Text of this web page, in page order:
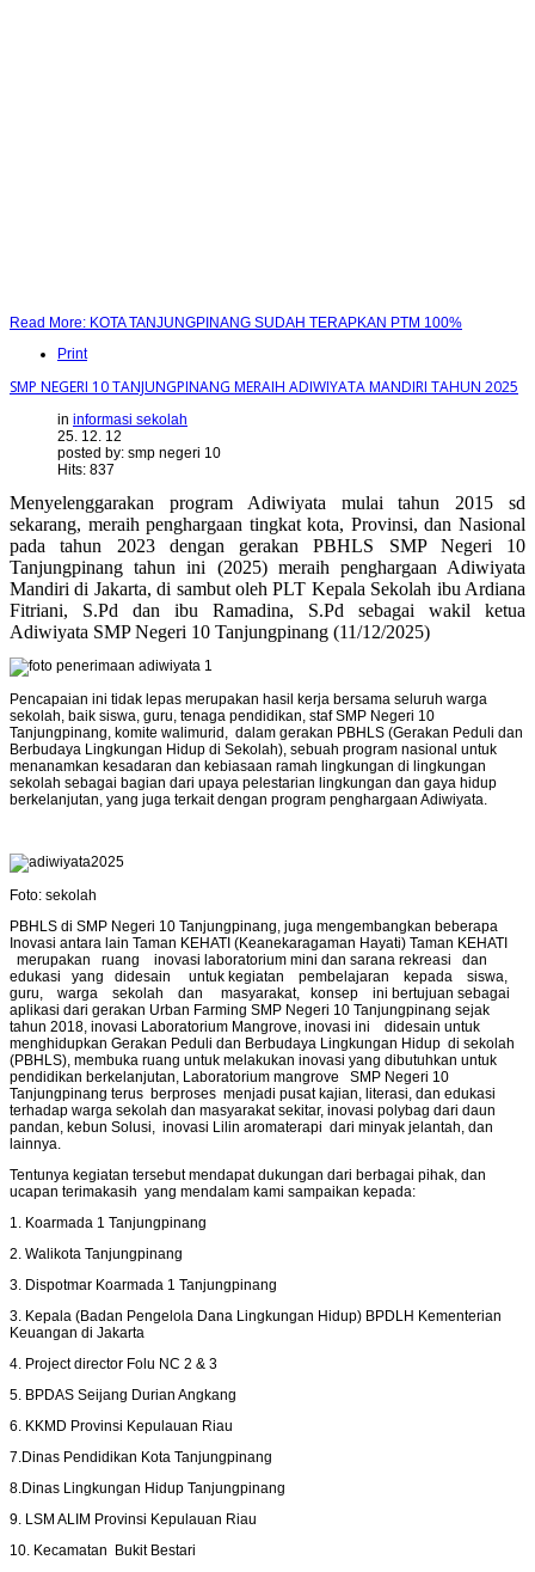
Read More: KOTA TANJUNGPINANG SUDAH TERAPKAN PTM 100%
Print
SMP NEGERI 10 TANJUNGPINANG MERAIH ADIWIYATA MANDIRI TAHUN 2025
in informasi sekolah
25. 12. 12
posted by: smp negeri 10
Hits: 837
Menyelenggarakan program Adiwiyata mulai tahun 2015 sd
sekarang, meraih penghargaan tingkat kota, Provinsi, dan Nasional
pada tahun 2023 dengan gerakan PBHLS SMP Negeri 10
Tanjungpinang tahun ini (2025) meraih penghargaan Adiwiyata
Mandiri di Jakarta, di sambut oleh PLT Kepala Sekolah ibu Ardiana
Fitriani, S.Pd dan ibu Ramadina, S.Pd sebagai wakil ketua
Adiwiyata SMP Negeri 10 Tanjungpinang (11/12/2025)
Pencapaian ini tidak lepas merupakan hasil kerja bersama seluruh warga
sekolah, baik siswa, guru, tenaga pendidikan, staf SMP Negeri 10
Tanjungpinang, komite walimurid, dalam gerakan PBHLS (Gerakan Peduli dan
Berbudaya Lingkungan Hidup di Sekolah), sebuah program nasional untuk
menanamkan kesadaran dan kebiasaan ramah lingkungan di lingkungan
sekolah sebagai bagian dari upaya pelestarian lingkungan dan gaya hidup
berkelanjutan, yang juga terkait dengan program penghargaan Adiwiyata.
Foto: sekolah
PBHLS di SMP Negeri 10 Tanjungpinang, juga mengembangkan beberapa
Inovasi antara lain Taman KEHATI (Keanekaragaman Hayati) Taman KEHATI
merupakan ruang inovasi laboratorium mini dan sarana rekreasi dan
edukasi yang didesain untuk kegiatan pembelajaran kepada siswa,
guru, warga sekolah dan masyarakat, konsep ini bertujuan sebagai
aplikasi dari gerakan Urban Farming SMP Negeri 10 Tanjungpinang sejak
tahun 2018, inovasi Laboratorium Mangrove, inovasi ini didesain untuk
menghidupkan Gerakan Peduli dan Berbudaya Lingkungan Hidup di sekolah
(PBHLS), membuka ruang untuk melakukan inovasi yang dibutuhkan untuk
pendidikan berkelanjutan, Laboratorium mangrove SMP Negeri 10
Tanjungpinang terus berproses menjadi pusat kajian, literasi, dan edukasi
terhadap warga sekolah dan masyarakat sekitar, inovasi polybag dari daun
pandan, kebun Solusi, inovasi Lilin aromaterapi dari minyak jelantah, dan
lainnya.
Tentunya kegiatan tersebut mendapat dukungan dari berbagai pihak, dan
ucapan terimakasih yang mendalam kami sampaikan kepada:
1. Koarmada 1 Tanjungpinang
2. Walikota Tanjungpinang
3. Dispotmar Koarmada 1 Tanjungpinang
3. Kepala (Badan Pengelola Dana Lingkungan Hidup) BPDLH Kementerian
Keuangan di Jakarta
4. Project director Folu NC 2 & 3
5. BPDAS Seijang Durian Angkang
6. KKMD Provinsi Kepulauan Riau
7.Dinas Pendidikan Kota Tanjungpinang
8.Dinas Lingkungan Hidup Tanjungpinang
9. LSM ALIM Provinsi Kepulauan Riau
10. Kecamatan Bukit Bestari